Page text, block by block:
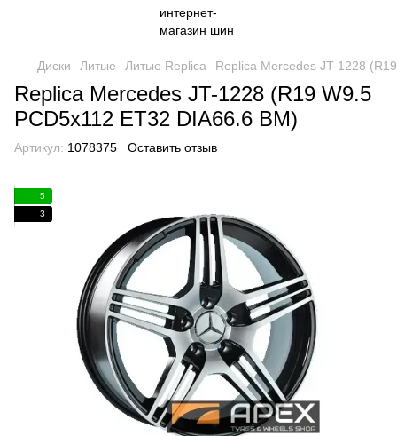
Диски Литые Литые Replica Replica Mercedes JT-1228
Replica Mercedes JT-1228 (R19 W9.5
PCD5x112 ET32 DIA66.6 BM)
Артикул: 1078375 Оставить отзыв
5
3